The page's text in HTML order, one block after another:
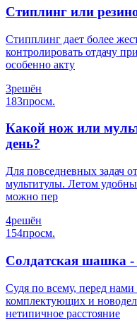
Стиплинг или
Стипплинг дает более
контролировать отдачу
особенно акту
3решён
183просм.
Какой нож или
день?
Для повседневных задач
мультитулы. Летом
можно пер
4решён
154просм.
Солдатская шашка -
Судя по всему, перед нами
комплектующих и
нетипичное расстояние